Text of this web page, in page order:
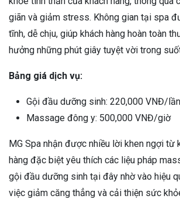
giãn và giảm stress. Không gian tại spa
tĩnh, dễ chịu, giúp khách hàng hoàn toàn
hưởng những phút giây tuyệt vời trong
Bảng giá dịch vụ:
Gội đầu dưỡng sinh: 220,000 VNĐ/lần
Massage đông y: 500,000 VNĐ/giờ
MG Spa nhận được nhiều lời khen ngợi từ
hàng đặc biệt yêu thích các liệu pháp
gội đầu dưỡng sinh tại đây nhờ vào hiệu
việc giảm căng thẳng và cải thiện sức